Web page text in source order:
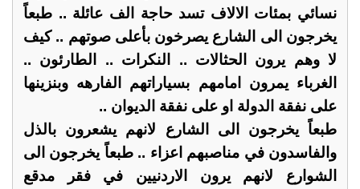
نسائي بمئات الالاف تسد حاجة الف عائلة .. طبعاً
يخرجون الى الشارع يصرخون بأعلى صوتهم .. كيف
لا وهم يرون الحثالات .. النكرات .. الطارئون ..
الغرباء يمرون امامهم بسياراتهم الفارهه وبنزينها
على نفقة الدولة او على نفقة الديوان ..
طبعاً يخرجون الى الشارع لانهم يشعرون بالذل
والفاسدون في مناصبهم اعزاء .. طبعاً يخرجون الى
الشوارع لانهم يرون الاردنيين في فقر مدقع